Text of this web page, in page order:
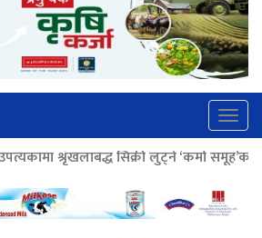
लुट्ने ‘कर्मा समूह’का नाइकेसहित पाँच पक्राउ